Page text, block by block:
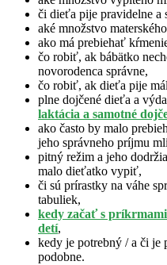
či dieťa pije pravidelne a
aké množstvo
ako má prebiehať
čo robiť, ak bábätko
novorodenca správne,
čo robiť, ak dieťa pije
plne dojčené dieťa a
laktácia a samotné
ako často by malo
jeho správneho príjmu
pitný režim a jeho
malo dieťatko vypiť,
či sú prírastky na váhe
tabuliek,
kedy začať s
detí,
kedy je potrebný / a či je
podobne.